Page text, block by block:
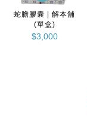
摺疊
黑米豪 台
州黑米麩 2